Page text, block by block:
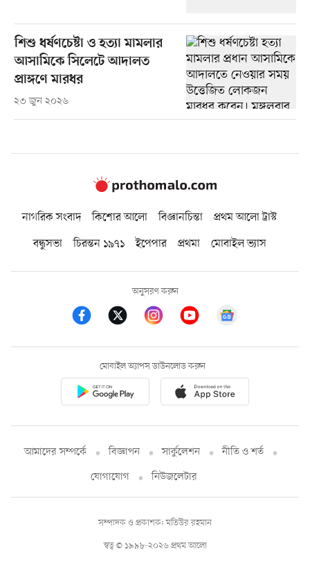
শিশু ধর্ষণচেষ্টা ও হত্যা মামলার
আসামিকে সিলেটে আদালত
প্রাঙ্গণে মারধর
২৩ জুন ২০২৬
নাগরিক সংবাদ কিশোর আলো বিজ্ঞানচিন্তা
প্রথম আলো ট্রাস্ট
বন্ধুসভা
চিরন্তন ১৯৭১ ইপেপার প্রথমা মোবাইল ভ্যাস
অনুসরণ করুন
মোবাইল অ্যাপস ডাউনলোড করুন
আমাদের সম্পর্কে বিজ্ঞাপন সার্কুলেশন
নীতি ও শর্ত
যোগাযোগ
নিউজলেটার
স্বত্ব © ১৯৯৮-২০২৬ প্রথম আলো
সম্পাদক ও প্রকাশক: মতিউর রহমান